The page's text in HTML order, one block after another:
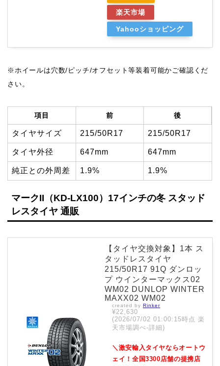
楽天市場
Yahooショッピング
※ホイールは穴数/ピッチ/オフセット等装着可能かご確認くだ
さい。
項目 前 後
タイヤサイズ 215/50R17 215/50R17
タイヤ外径 647mm 647mm
純正との外周差 1.9% 1.9%
マークII（KD-LX100）17インチの冬 スタッド
レスタイヤ 通販
【タイヤ交換対象】1本 ス
タッドレスタイヤ
215/50R17 91Q ダンロッ
プ ウインターマックス02
WM02 DUNLOP WINTER
MAXX02 WM02
created by Rinker
¥22,630
(2026/07/02 01:00:15時点 楽
天市場調べ-詳細)
＼激安輸入タイヤならオートウ
ェイ！全国3300店舗の提携店